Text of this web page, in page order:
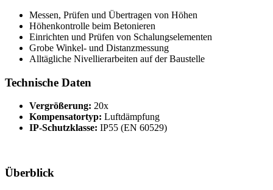
Messen, Prüfen und Übertragen von Höhen
Höhenkontrolle beim Betonieren
Einrichten und Prüfen von Schalungselementen
Grobe Winkel- und Distanzmessung
Alltägliche Nivellierarbeiten auf der Baustelle
Technische Daten
Vergrößerung: 20x
Kompensatortyp: Luftdämpfung
IP-Schutzklasse: IP55 (EN 60529)
Überblick